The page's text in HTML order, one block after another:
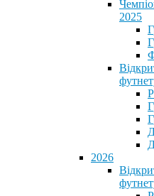
2025
2026